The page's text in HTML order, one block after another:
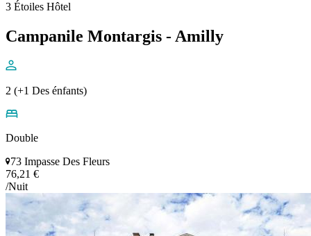
3 Étoiles Hôtel
Campanile Montargis - Amilly
2 (+1 Des énfants)
Double
73 Impasse Des Fleurs
76,21 €
/Nuit